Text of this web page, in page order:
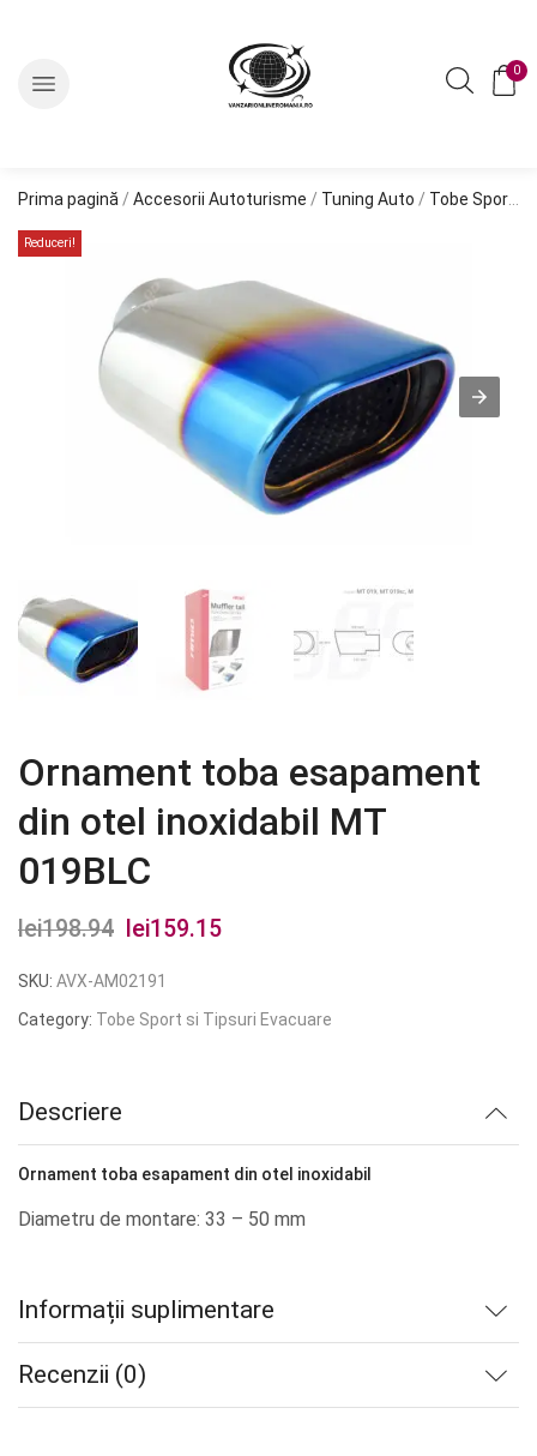
0
Prima pagină / Accesorii Autoturisme / Tuning Auto / Tobe Sport si Tipsuri Evacuare
Reduceri!
Ornament toba esapament
din otel inoxidabil MT
019BLC
lei198.94
Prețul
inițial
a
lei159.15
este:
SKU: AVX-AM02191
Category: Tobe Sport si Tipsuri Evacuare
Descriere
Ornament toba esapament din otel inoxidabil
Diametru de montare: 33 – 50 mm
Informații suplimentare
Recenzii (0)